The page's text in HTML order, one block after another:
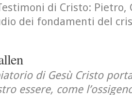
di Cristo: Pietro,
dei fondamenti del
di Gesù Cristo
essere, come